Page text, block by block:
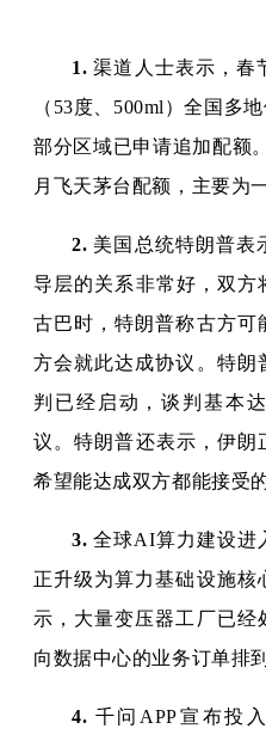
1.渠道人士表示，春
（53度、500ml）全国多
部分区域已申请追加配额
月飞天茅台配额，主要为
2. 美国总统特朗普表
导层的关系非常好，双方
古巴时，特朗普称古方可
方会就此达成协议。特朗
判已经启动，谈判基本
议。特朗普还表示，伊朗
希望能达成双方都能接受
3.全球AI算力建设进
正升级为算力基础设施核
示，大量变压器工厂已经
向数据中心的业务订单排
4. 千问APP宣布投